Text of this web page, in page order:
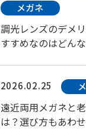
メガネ
調光レンズのデメ
すすめなのはどん
2026.02.25
遠近両用メガネと
は？選び方もあわ